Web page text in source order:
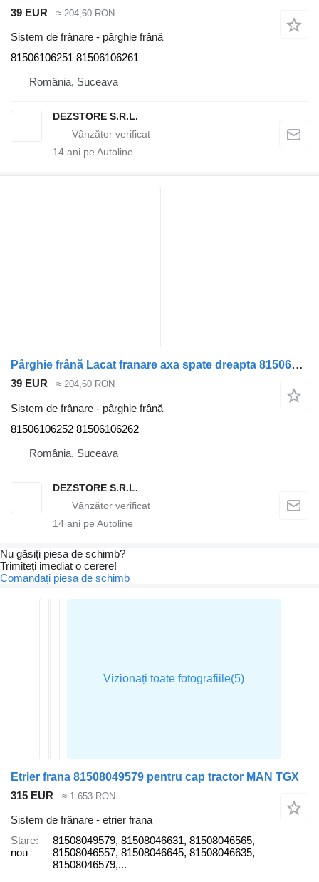
39 EUR ≈ 204,60 RON
Sistem de frânare - pârghie frână
81506106251 81506106261
România, Suceava
DEZSTORE S.R.L.
14 ani pe Autoline
Pârghie frână Lacat franare axa spate dreapta 81506106252 pentru cap tractor MAN TGS
39 EUR ≈ 204,60 RON
Sistem de frânare - pârghie frână
81506106252 81506106262
România, Suceava
DEZSTORE S.R.L.
14 ani pe Autoline
Nu găsiți piesa de schimb?
Trimiteți imediat o cerere!
Comandați piesa de schimb
Etrier frana 81508049579 pentru cap tractor MAN TGX
315 EUR
≈ 1.653 RON
Sistem de frânare - etrier frana
Stare
nou
81508049579, 81508046631, 81508046565,
81508046557, 81508046645, 81508046635,
81508046579,...